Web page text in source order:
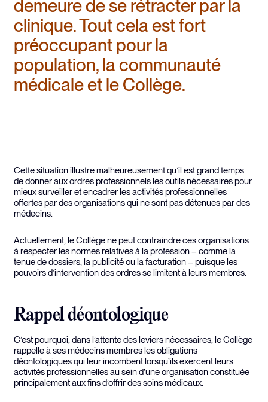
demeure de se rétracter par la
clinique. Tout cela est fort
préoccupant pour la
population, la communauté
médicale et le Collège.
Cette situation illustre malheureusement qu’il est grand temps
de donner aux ordres professionnels les outils nécessaires pour
mieux surveiller et encadrer les activités professionnelles
offertes par des organisations qui ne sont pas détenues par des
médecins.
Actuellement, le Collège ne peut contraindre ces organisations
à respecter les normes relatives à la profession – comme la
tenue de dossiers, la publicité ou la facturation – puisque les
pouvoirs d’intervention des ordres se limitent à leurs membres.
Rappel déontologique
C’est pourquoi, dans l’attente des leviers nécessaires, le Collège
rappelle à ses médecins membres les obligations
déontologiques qui leur incombent lorsqu’ils exercent leurs
activités professionnelles au sein d’une organisation constituée
principalement aux fins d’offrir des soins médicaux.